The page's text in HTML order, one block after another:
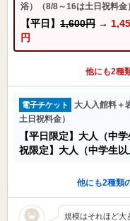
浴）（8/8～16は土日祝料金）
【平日】 1,600円 →
円
他にも2種
電子チケット
大人入館料＋
土日祝料金）
【平日限定】大人（中学
祝限定】大人（中学生以
他にも2種類
規模はそれほど大